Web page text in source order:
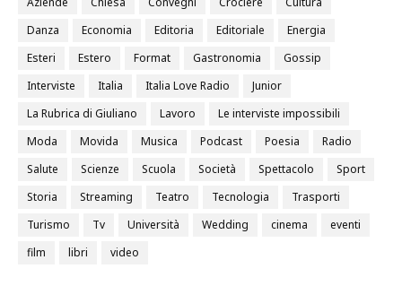
Danza
Economia Editoria Editoriale
Energia
Esteri
Estero Format Gastronomia
Gossip
Interviste
Italia Italia Love Radio
Junior
La Rubrica di Giuliano
Lavoro
Le interviste impossibili
Moda
Movida Musica Podcast Poesia
Radio
Salute
Scienze Scuola Società Spettacolo
Sport
Storia
Streaming Teatro Tecnologia
Trasporti
Turismo
Tv Università Wedding cinema
eventi
film
libri video